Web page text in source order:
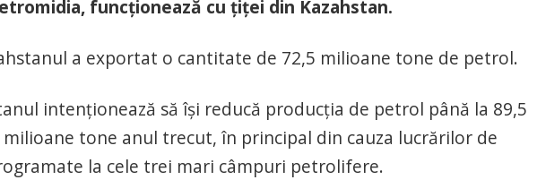
funcţionează cu ţiţei din Kazahstan.
a exportat o cantitate de 72,5 milioane tone de petrol.
intenţionează să îşi reducă producţia de petrol până la 89,5
tone anul trecut, în principal din cauza lucrărilor de
la cele trei mari câmpuri petrolifere.